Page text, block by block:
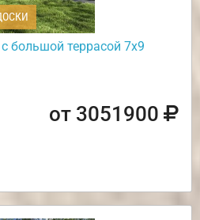
большой террасой 7х9
от 3051900